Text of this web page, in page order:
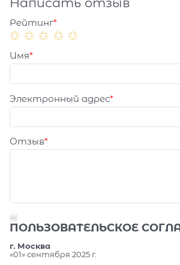
Рейтинг
Имя
Электронный адрес
Отзыв
ПОЛЬЗОВАТЕЛЬСКОЕ
г. Москва
«01» сентября 2025 г.